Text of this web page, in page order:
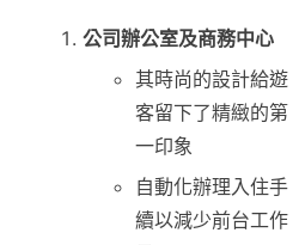
公司辦公室及商務中心
其時尚的設計給遊
客留下了精緻的第
一印象
自動化辦理入住手
續以減少前台工作